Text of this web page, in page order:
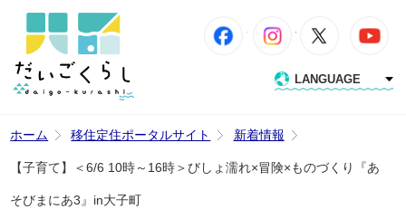
だいごくらし｜
LANGUAGE
FacebookInstagram
ホーム 移住定住ポータルサイト 新着情報
【子育て】＜6/6 10時～16時＞びしょ濡れ×冒険×ものづくり『あ
そびまにあ3』in大子町